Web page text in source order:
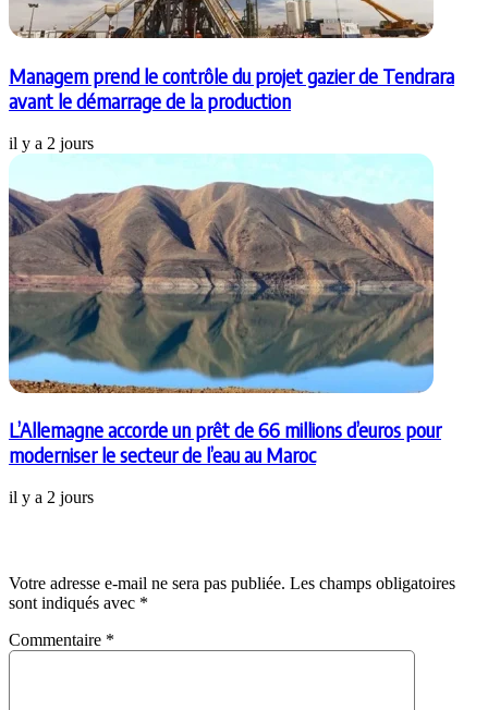
Managem prend le contrôle du projet gazier de Tendrara
avant le démarrage de la production
il y a 2 jours
L’Allemagne accorde un prêt de 66 millions d’euros pour
moderniser le secteur de l’eau au Maroc
il y a 2 jours
Votre adresse e-mail ne sera pas publiée. Les champs obligatoires
sont indiqués avec *
Commentaire *